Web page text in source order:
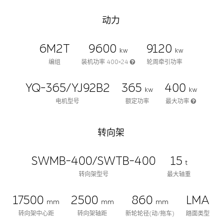
动力
6M2T
编组
9600
kw
装机功率 400×24
9120
kw
轮周牵引功率
YQ-365/YJ92B2
电机型号
365
kw
额定功率
400
kw
最大功率
转向架
SWMB-400/SWTB-400
转向架型号
15 t
最大轴重
17500 mm
转向架中心距
2500 mm
转向架轴距
860 mm
新轮轮径(动/拖车)
LMA
踏面类型